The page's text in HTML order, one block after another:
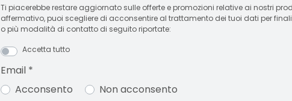
Ti piacerebbe restare aggiornato sulle offerte e promozioni relative ai nostri prodotti e
affermativo, puoi scegliere di acconsentire al trattamento dei tuoi dati per
o più modalità di contatto di seguito riportate:
Accetta tutto
Email *
Acconsento
Non acconsento